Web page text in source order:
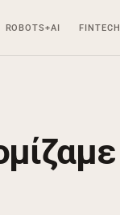
ROBOTS+AI FINTECH